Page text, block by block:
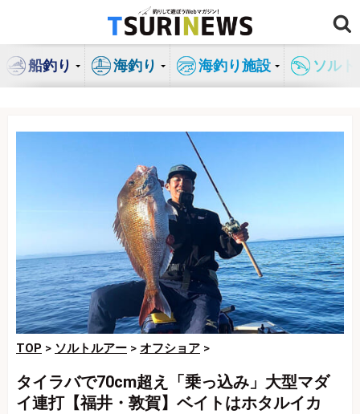
ン
船釣り 海釣り 海釣り施設 ソル
TOP > ソルトルアー > オフショア >
タイラバで70cm超え「乗っ込み」大型マダ
イ連打【福井・敦賀】ベイトはホタルイカ